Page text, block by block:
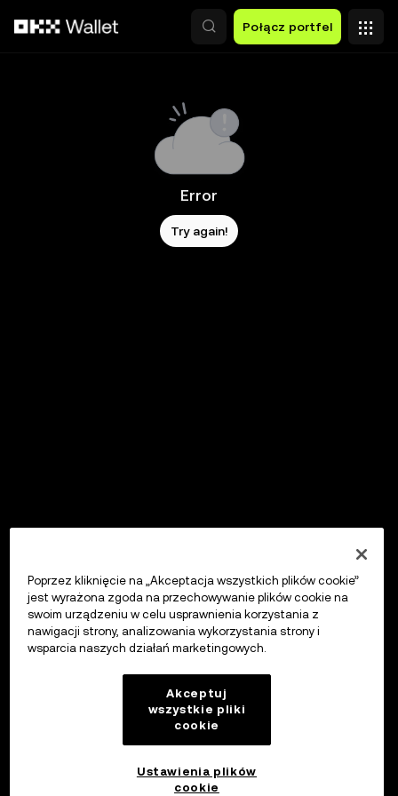
Połącz portfel
Error
Try again!
Poprzez kliknięcie na „Akceptacja wszystkich plików cookie”
jest wyrażona zgoda na przechowywanie plików cookie na
swoim urządzeniu w celu usprawnienia korzystania z
nawigacji strony, analizowania wykorzystania strony i
wsparcia naszych działań marketingowych.
Akceptuj
wszystkie pliki
cookie
Ustawienia plików
cookie